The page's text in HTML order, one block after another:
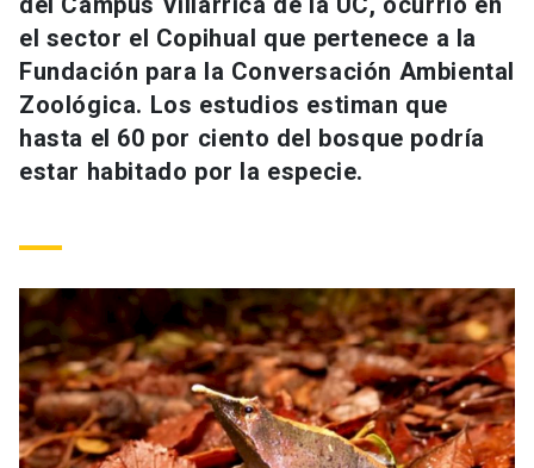
Información para keyboard_arrow_down
Futuros estudiantes
Estudiantes
Personal
Alumni launch
Padres y familia
Vecinos launch
Go to english site launch
ACCESOS DIRECTOS
Correo UC
Mi Portal UC launch
Medios Biblioteca launch
el sector el Copihual que pertenece a la
Fundación para la Conversación Ambiental
Zoológica. Los estudios estiman que
hasta el 60 por ciento del bosque podría
estar habitado por la especie.